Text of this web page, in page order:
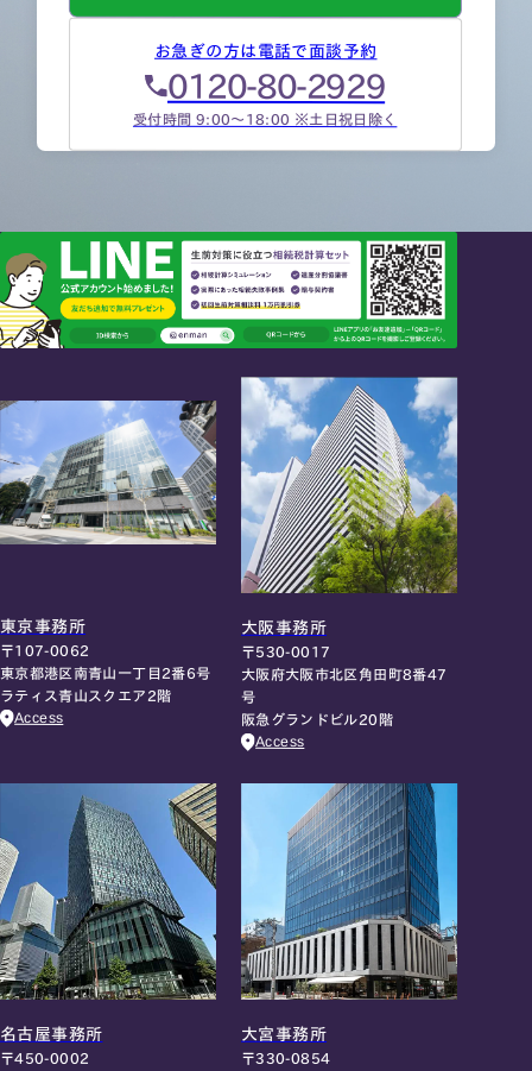
お急ぎの方は電話で面談予約
0120-80-2929
受付時間 9:00～18:00 ※土日祝日除く
東京事務所
〒107-0062
東京都港区南青山一丁目2番6号
ラティス青山スクエア2階
Access
大阪事務所
〒530-0017
大阪府大阪市北区角田町8番47
号
阪急グランドビル20階
Access
名古屋事務所
〒450-0002
大宮事務所
〒330-0854